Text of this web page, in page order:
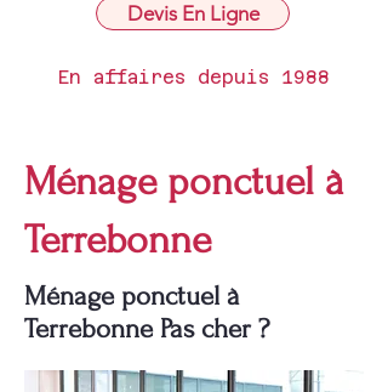
Devis En Ligne
En affaires depuis 1988
Ménage ponctuel à
Terrebonne
Ménage ponctuel à
Terrebonne Pas cher ?